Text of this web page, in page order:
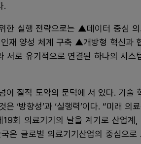
.
한 실행 전략으로는 ▲데이터 중심
재 양성 체계 구축 ▲개방형 혁신과
서로 유기적으로 연결된 하나의 시스
어 질적 도약의 문턱에 서 있다. 기술
‘방향성’과 ‘실행력’이다. “미래 의
회 의료기기의 날을 계기로 산업계
은 글로벌 의료기기산업의 중심으